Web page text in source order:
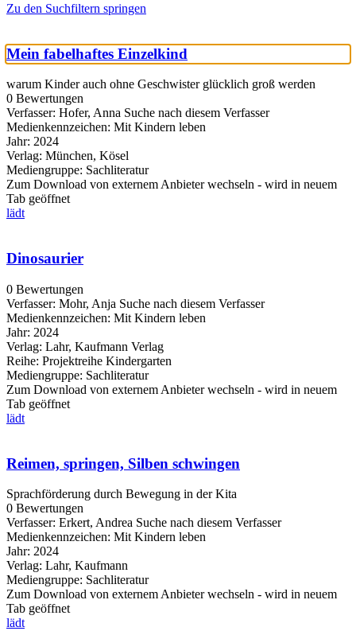
Zu den Suchfiltern springen
Mein fabelhaftes Einzelkind
warum Kinder auch ohne Geschwister glücklich groß werden
0 Bewertungen
Verfasser: Hofer, Anna Suche nach diesem Verfasser
Medienkennzeichen: Mit Kindern leben
Jahr: 2024
Verlag: München, Kösel
Mediengruppe: Sachliteratur
Zum Download von externem Anbieter wechseln - wird in neuem
Tab geöffnet
lädt
Dinosaurier
0 Bewertungen
Verfasser: Mohr, Anja Suche nach diesem Verfasser
Medienkennzeichen: Mit Kindern leben
Jahr: 2024
Verlag: Lahr, Kaufmann Verlag
Reihe: Projektreihe Kindergarten
Mediengruppe: Sachliteratur
Zum Download von externem Anbieter wechseln - wird in neuem
Tab geöffnet
lädt
Reimen, springen, Silben schwingen
Sprachförderung durch Bewegung in der Kita
0 Bewertungen
Verfasser: Erkert, Andrea Suche nach diesem Verfasser
Medienkennzeichen: Mit Kindern leben
Jahr: 2024
Verlag: Lahr, Kaufmann
Mediengruppe: Sachliteratur
Zum Download von externem Anbieter wechseln - wird in neuem
Tab geöffnet
lädt